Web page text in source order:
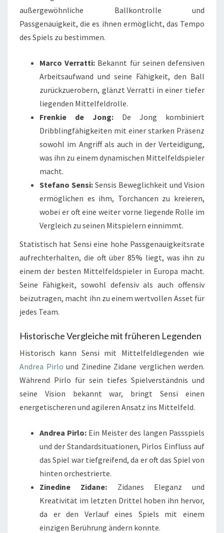
außergewöhnliche Ballkontrolle und
Passgenauigkeit, die es ihnen ermöglicht, das Tempo
des Spiels zu bestimmen.
Marco Verratti: Bekannt für seinen defensiven
Arbeitsaufwand und seine Fähigkeit, den Ball
zurückzuerobern, glänzt Verratti in einer tiefer
liegenden Mittelfeldrolle.
Frenkie de Jong: De Jong kombiniert
Dribblingfähigkeiten mit einer starken Präsenz
sowohl im Angriff als auch in der Verteidigung,
was ihn zu einem dynamischen Mittelfeldspieler
macht.
Stefano Sensi: Sensis Beweglichkeit und Vision
ermöglichen es ihm, Torchancen zu kreieren,
wobei er oft eine weiter vorne liegende Rolle im
Vergleich zu seinen Mitspielern einnimmt.
Statistisch hat Sensi eine hohe Passgenauigkeitsrate
aufrechterhalten, die oft über 85% liegt, was ihn zu
einem der besten Mittelfeldspieler in Europa macht.
Seine Fähigkeit, sowohl defensiv als auch offensiv
beizutragen, macht ihn zu einem wertvollen Asset für
jedes Team.
Historische Vergleiche mit früheren Legenden
Historisch kann Sensi mit Mittelfeldlegenden wie
Andrea Pirlo und Zinedine Zidane verglichen werden.
Während Pirlo für sein tiefes Spielverständnis und
seine Vision bekannt war, bringt Sensi einen
energetischeren und agileren Ansatz ins Mittelfeld.
Andrea Pirlo: Ein Meister des langen Passspiels
und der Standardsituationen, Pirlos Einfluss auf
das Spiel war tiefgreifend, da er oft das Spiel von
hinten orchestrierte.
Zinedine Zidane: Zidanes Eleganz und
Kreativität im letzten Drittel hoben ihn hervor,
da er den Verlauf eines Spiels mit einem
einzigen Berührung ändern konnte.